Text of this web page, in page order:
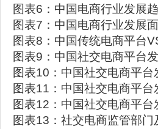
图表6：中国电商行业发展
图表7：中国电商行业发展
图表8：中国传统电商平台
图表9：中国社交电商平
图表10：中国社交电商平
图表11：中国社交电商平
图表12：中国社交电商平
图表13：社交电商监管部门